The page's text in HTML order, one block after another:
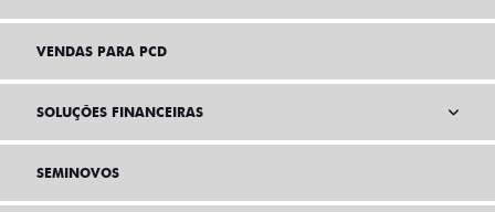
VENDAS PARA PCD
SOLUÇÕES FINANCEIRAS
SEMINOVOS